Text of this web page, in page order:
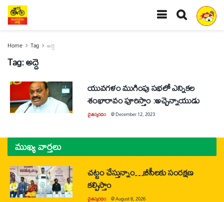
Home Tag అద్దె
Tag:అద్దె
యువగళం ముగింపు సభలో ఎన్నికల
శంఖారావం పూరిస్తాం :అచ్చెన్నాయుడు
చైతన్యరధం @December 12, 2023
ముఖ్య వార్తలు
చట్టం చేస్తున్నాం…బీసీలకు సంరక్షణ
కల్పిస్తాం
చైతన్యరధం @August 8, 2026